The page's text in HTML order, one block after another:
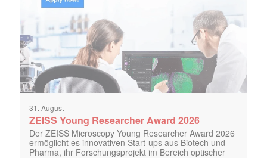
31. August
ZEISS Young Researcher Award 2026
Der ZEISS Microscopy Young Researcher Award 2026
ermöglicht es innovativen Start-ups aus Biotech und
Pharma, ihr Forschungsprojekt im Bereich optischer